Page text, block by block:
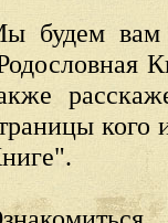
будем вам
кого